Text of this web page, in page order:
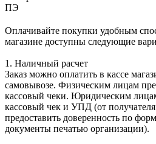
ПЭ
Оплачивайте покупки удобным
магазине доступны следующие
1. Наличный расчет
Заказ можно оплатить в кассе
самовывозе. Физическим лицам
кассовый чеки. Юридическим
кассовый чек и УПД (от получателя
предоставить доверенность по
документы печатью организации).